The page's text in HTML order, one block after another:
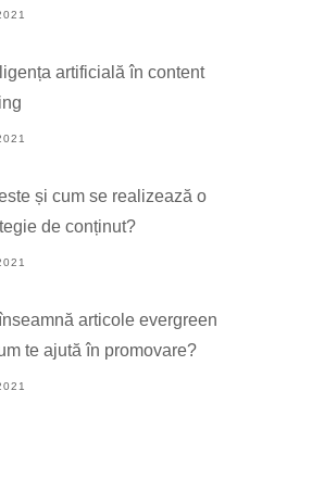
artificială în content
și cum se realizează o
de conținut?
articole evergreen
te ajută în promovare?